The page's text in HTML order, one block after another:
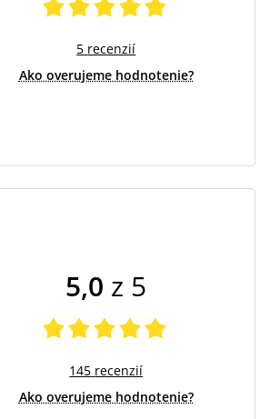
5 recenzií
Ako overujeme hodnotenie?
5,0 z 5
145 recenzií
Ako overujeme hodnotenie?